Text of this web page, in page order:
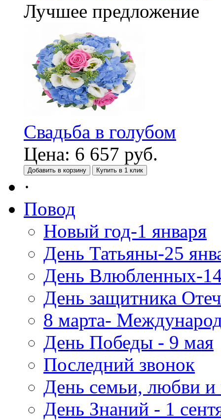
Лучшее предложение
Свадьба в голубом
Цена: 6 657 руб.
Добавить в корзину Купить в 1 клик
·
Повод
Новый год-1 января
День Татьяны-25
День Влюбленных-
День защитника
8 марта-
День Победы - 9 мая
Последний звонок
День семьи, любви и
День Знаний - 1